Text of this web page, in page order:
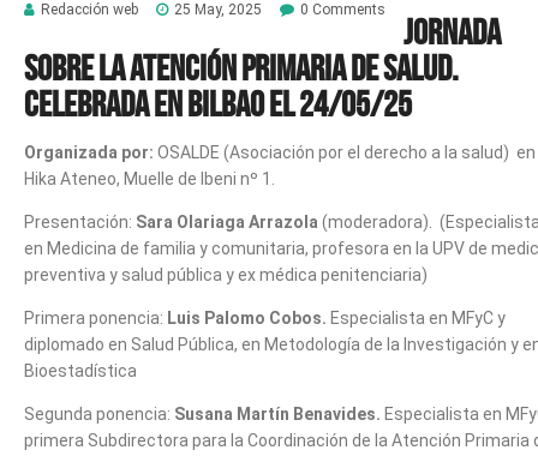
Redacción web 25 May, 2025 0 Comments
Jornada
sobre la Atención Primaria de salud.
Celebrada en Bilbao el 24/05/25
Organizada por: OSALDE (Asociación por el derecho a la salud) en
Hika Ateneo, Muelle de Ibeni nº 1.
Presentación: Sara Olariaga Arrazola (moderadora).
en Medicina de familia y comunitaria, profesora en la UPV de
preventiva y salud pública y ex médica penitenciaria)
Primera ponencia: Luis Palomo Cobos. Especialista en MFyC y
diplomado en Salud Pública, en Metodología de la Investigación y
Bioestadística
Segunda ponencia: Susana Martín Benavides. Especialista en
primera Subdirectora para la Coordinación de la Atención Primaria